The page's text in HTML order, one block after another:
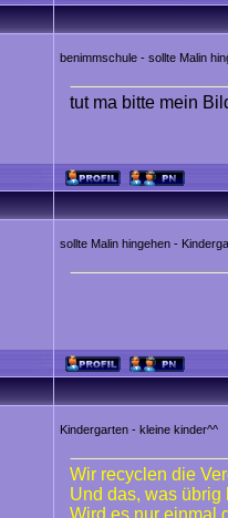
benimmschule - sollte Malin
tut ma bitte mein
sollte Malin hingehen -
Kindergarten - kleine kinder^^
Wir recyclen die
Und das, was übrig
Wird es nur einmal